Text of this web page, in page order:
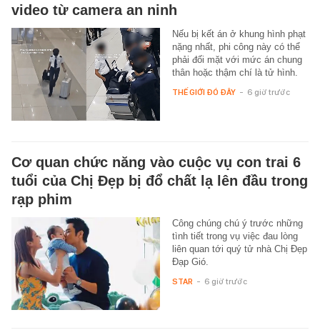
video từ camera an ninh
Nếu bị kết án ở khung hình phạt
nặng nhất, phi công này có thể
phải đối mặt với mức án chung
thân hoặc thậm chí là tử hình.
THẾ GIỚI ĐÓ ĐÂY - 6 giờ trước
Cơ quan chức năng vào cuộc vụ con trai 6
tuổi của Chị Đẹp bị đổ chất lạ lên đầu trong
rạp phim
Công chúng chú ý trước những
tình tiết trong vụ việc đau lòng
liên quan tới quý tử nhà Chị Đẹp
Đạp Gió.
STAR - 6 giờ trước